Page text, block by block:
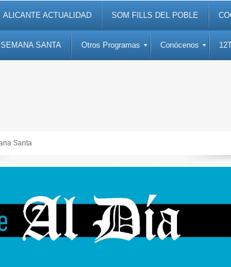
ALICANTE ACTUALIDAD SOM FILLS DEL POBLE
SEMANA SANTA Otros Programas Conócenos